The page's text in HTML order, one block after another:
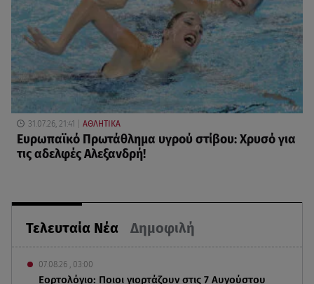
Τελευταία Νέα Δημοφιλή
07.08.26 , 03:00
Εορτολόγιο: Ποιοι γιορτάζουν στις 7 Αυγούστου
31.07.26, 21:41 ΑΘΛΗΤΙΚΑ
Ευρωπαϊκό Πρωτάθλημα υγρού στίβου: Χρυσό για
τις αδελφές Αλεξανδρή!